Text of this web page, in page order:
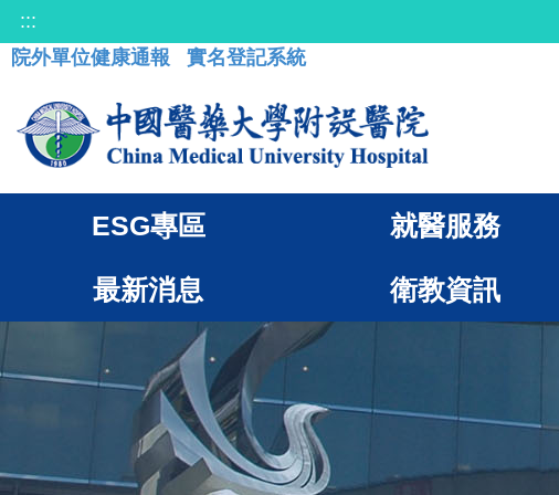
:::
院外單位健康通報
實名登記系統
ESG專區 就醫服務
最新消息 衛教資訊